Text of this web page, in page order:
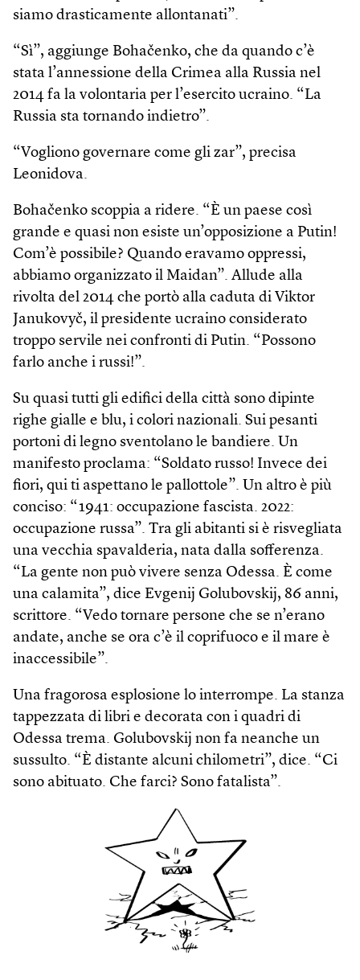
siamo drasticamente allontanati”.
“Sì”, aggiunge Bohačenko, che da quando c’è
stata l’annessione della Crimea alla Russia nel
2014 fa la volontaria per l’esercito ucraino. “La
Russia sta tornando indietro”.
“Vogliono governare come gli zar”, precisa
Leonidova.
Bohačenko scoppia a ridere. “È un paese così
grande e quasi non esiste un’opposizione a Putin!
Com’è possibile? Quando eravamo oppressi,
abbiamo organizzato il Maidan”. Allude alla
rivolta del 2014 che portò alla caduta di Viktor
Janukovyč, il presidente ucraino considerato
troppo servile nei confronti di Putin. “Possono
farlo anche i russi!”.
Su quasi tutti gli edifici della città sono dipinte
righe gialle e blu, i colori nazionali. Sui pesanti
portoni di legno sventolano le bandiere. Un
manifesto proclama: “Soldato russo! Invece dei
fiori, qui ti aspettano le pallottole”. Un altro è più
conciso: “1941: occupazione fascista. 2022:
occupazione russa”. Tra gli abitanti si è risvegliata
una vecchia spavalderia, nata dalla sofferenza.
“La gente non può vivere senza Odessa. È come
una calamita”, dice Evgenij Golubovskij, 86 anni,
scrittore. “Vedo tornare persone che se n’erano
andate, anche se ora c’è il coprifuoco e il mare è
inaccessibile”.
Una fragorosa esplosione lo interrompe. La stanza
tappezzata di libri e decorata con i quadri di
Odessa trema. Golubovskij non fa neanche un
sussulto. “È distante alcuni chilometri”, dice. “Ci
sono abituato. Che farci? Sono fatalista”.